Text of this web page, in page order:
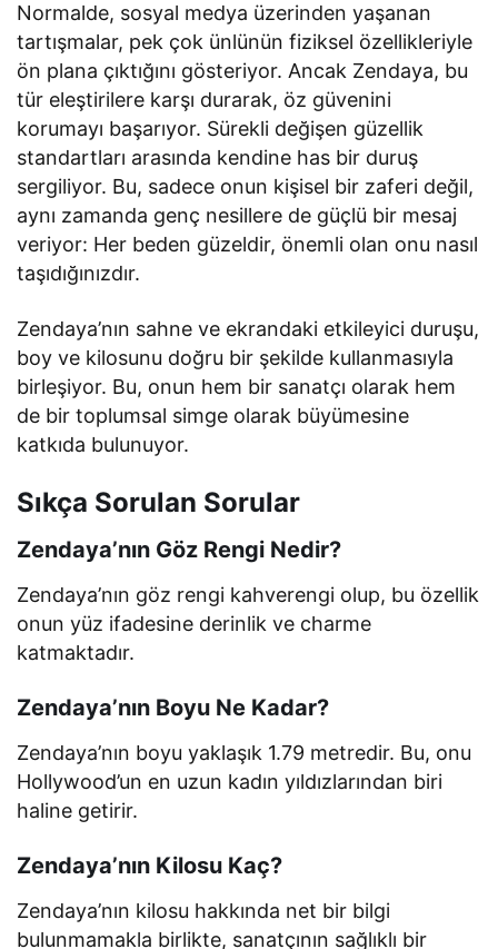
Normalde, sosyal medya üzerinden yaşanan
tartışmalar, pek çok ünlünün fiziksel özellikleriyle
ön plana çıktığını gösteriyor. Ancak Zendaya, bu
tür eleştirilere karşı durarak, öz güvenini
korumayı başarıyor. Sürekli değişen güzellik
standartları arasında kendine has bir duruş
sergiliyor. Bu, sadece onun kişisel bir zaferi değil,
aynı zamanda genç nesillere de güçlü bir mesaj
veriyor: Her beden güzeldir, önemli olan onu nasıl
taşıdığınızdır.
Zendaya’nın sahne ve ekrandaki etkileyici duruşu,
boy ve kilosunu doğru bir şekilde kullanmasıyla
birleşiyor. Bu, onun hem bir sanatçı olarak hem
de bir toplumsal simge olarak büyümesine
katkıda bulunuyor.
Sıkça Sorulan Sorular
Zendaya’nın Göz Rengi Nedir?
Zendaya’nın göz rengi kahverengi olup, bu özellik
onun yüz ifadesine derinlik ve charme
katmaktadır.
Zendaya’nın Boyu Ne Kadar?
Zendaya’nın boyu yaklaşık 1.79 metredir. Bu, onu
Hollywood’un en uzun kadın yıldızlarından biri
haline getirir.
Zendaya’nın Kilosu Kaç?
Zendaya’nın kilosu hakkında net bir bilgi
bulunmamakla birlikte, sanatçının sağlıklı bir